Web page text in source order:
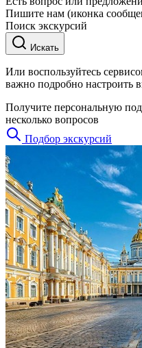
Пишите нам (иконка
Поиск экскурсий
Искать
Или воспользуйтесь
важно подробно настроить
Получите персональную
несколько вопросов
Подбор экскурсий